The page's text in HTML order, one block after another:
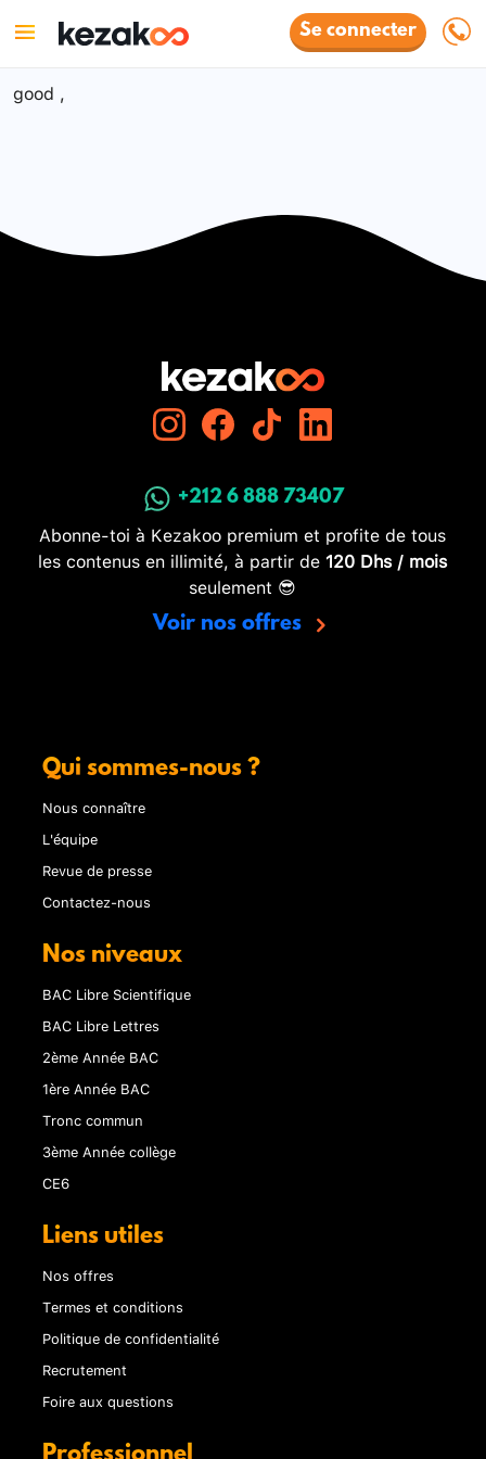
Se connecter
good ,
+212 6 888 73407
Abonne-toi à Kezakoo premium et profite de tous
les contenus en illimité, à partir de 120 Dhs / mois
seulement 😎
Voir nos offres
Qui sommes-nous ?
Nous connaître
L'équipe
Revue de presse
Contactez-nous
Nos niveaux
BAC Libre Scientifique
BAC Libre Lettres
2ème Année BAC
1ère Année BAC
Tronc commun
3ème Année collège
CE6
Liens utiles
Nos offres
Termes et conditions
Politique de confidentialité
Recrutement
Foire aux questions